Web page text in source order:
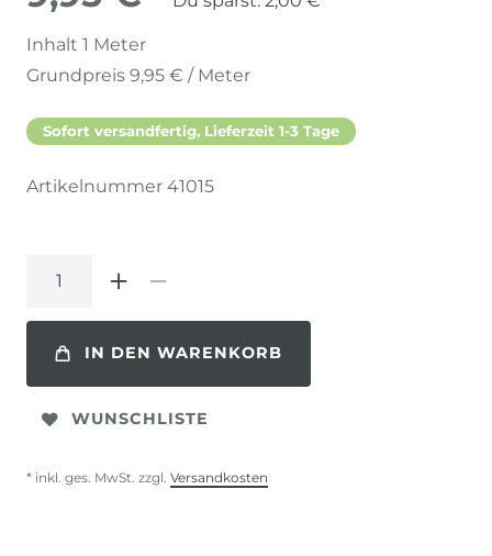
Inhalt 1 Meter
Grundpreis 9,95 € / Meter
Sofort versandfertig, Lieferzeit 1-3 Tage
Artikelnummer 41015
IN DEN WARENKORB
WUNSCHLISTE
* inkl. ges. MwSt. zzgl. Versandkosten